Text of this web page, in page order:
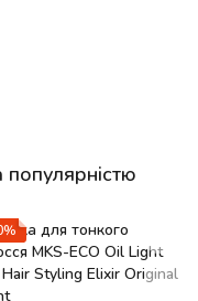
популярністю